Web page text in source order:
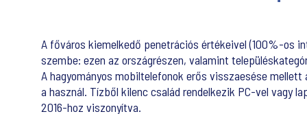
A főváros kiemelkedő penetrációs értékeivel (100%-os
szembe: ezen az országrészen, valamint
A hagyományos mobiltelefonok erős visszaesése
a használ. Tízből kilenc család rendelkezik PC-vel vagy
2016-hoz viszonyítva.